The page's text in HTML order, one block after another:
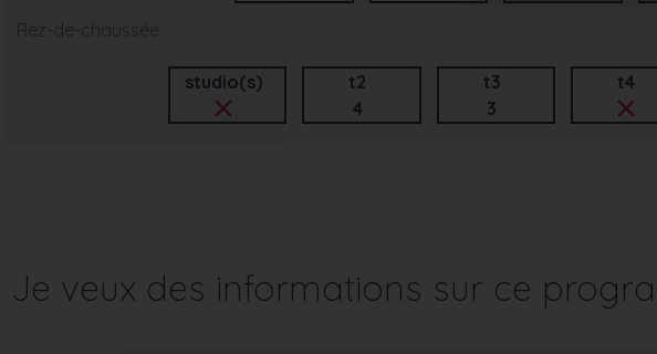
Rez-de-chaussée
studio(s)
t2
4
t3
3
t4
Je veux des informations sur ce